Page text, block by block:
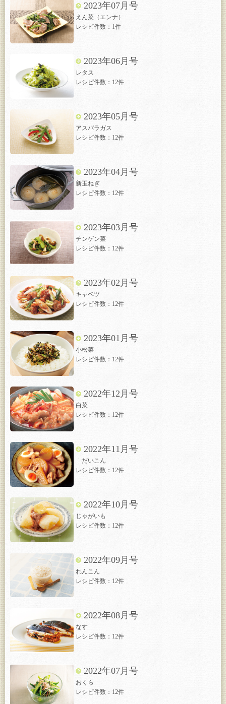
2023年07月号
えん菜（エンナ）
レシピ件数：1件
2023年06月号
レタス
レシピ件数：12件
2023年05月号
アスパラガス
レシピ件数：12件
2023年04月号
新玉ねぎ
レシピ件数：12件
2023年03月号
チンゲン菜
レシピ件数：12件
2023年02月号
キャベツ
レシピ件数：12件
2023年01月号
小松菜
レシピ件数：12件
2022年12月号
白菜
レシピ件数：12件
2022年11月号
だいこん
レシピ件数：12件
2022年10月号
じゃがいも
レシピ件数：12件
2022年09月号
れんこん
レシピ件数：12件
2022年08月号
なす
レシピ件数：12件
2022年07月号
おくら
レシピ件数：12件